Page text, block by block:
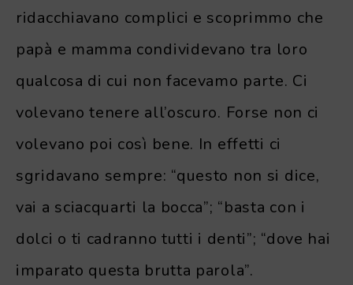
ridacchiavano complici e scoprimmo che
papà e mamma condividevano tra loro
qualcosa di cui non facevamo parte. Ci
volevano tenere all’oscuro. Forse non ci
volevano poi così bene. In effetti ci
sgridavano sempre: “questo non si dice,
vai a sciacquarti la bocca”; “basta con i
dolci o ti cadranno tutti i denti”; “dove hai
imparato questa brutta parola”.